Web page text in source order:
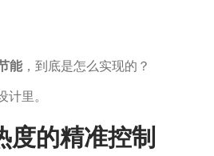
能，到底是怎么实现的？
里。
度的精准控制